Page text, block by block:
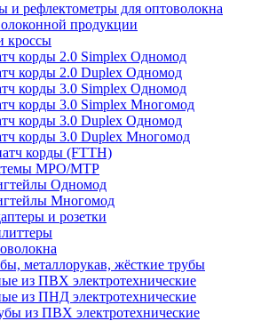
и рефлектометры для оптоволокна
продукции
кроссы
корды 2.0 Simplex Одномод
корды 2.0 Duplex Одномод
корды 3.0 Simplex Одномод
корды 3.0 Simplex Многомод
корды 3.0 Duplex Одномод
корды 3.0 Duplex Многомод
корды (FTTH)
MPO/MTP
Одномод
Многомод
и розетки
металлорукав, жёсткие трубы
из ПВХ электротехнические
из ПНД электротехнические
из ПВХ электротехнические